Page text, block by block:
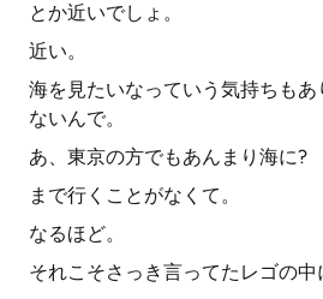
とか近いでしょ。
近い。
海を見たいなっていう気持ちも
ないんで。
あ、東京の方でもあんまり海に?
まで行くことがなくて。
なるほど。
それこそさっき言ってたレゴの中